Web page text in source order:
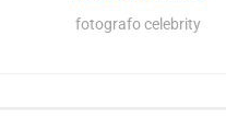
fotografo celebrity